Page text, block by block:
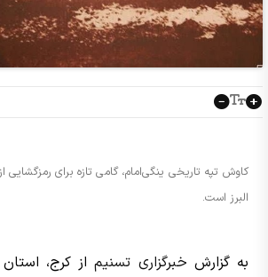
کاوش تپه تاریخی ینگی‌امام، ‌گامی تازه برای رمزگشایی
البرز است.
به گزارش خبرگزاری تسنیماز کرج، استان